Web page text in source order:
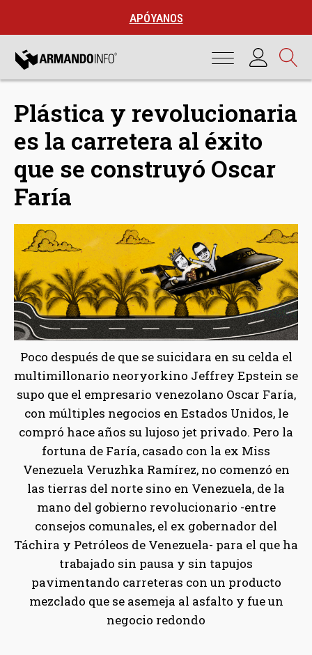
APÓYANOS
Plástica y revolucionaria
es la carretera al éxito
que se construyó Oscar
Faría
Poco después de que se suicidara en su celda el
multimillonario neoryorkino Jeffrey Epstein se
supo que el empresario venezolano Oscar Faría,
con múltiples negocios en Estados Unidos, le
compró hace años su lujoso jet privado. Pero la
fortuna de Faría, casado con la ex Miss
Venezuela Veruzhka Ramírez, no comenzó en
las tierras del norte sino en Venezuela, de la
mano del gobierno revolucionario -entre
consejos comunales, el ex gobernador del
Táchira y Petróleos de Venezuela- para el que ha
trabajado sin pausa y sin tapujos
pavimentando carreteras con un producto
mezclado que se asemeja al asfalto y fue un
negocio redondo